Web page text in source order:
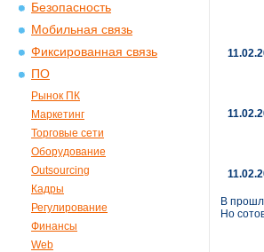
Безопасность
Мобильная связь
Фиксированная связь
ПО
Рынок ПК
Маркетинг
Торговые сети
Оборудование
Outsourcing
Кадры
Регулирование
Финансы
Web
В
Но